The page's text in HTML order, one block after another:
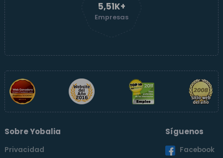
5,51K+
Empresas
Sobre Yobalia
Privacidad
Síguenos
Facebook